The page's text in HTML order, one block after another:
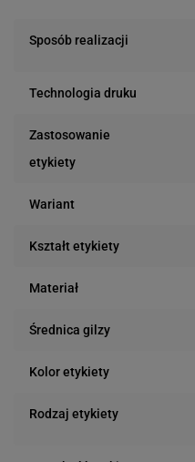
Sposób realizacji
Technologia druku
Zastosowanie
etykiety
Wariant
Kształt etykiety
Materiał
Średnica gilzy
Kolor etykiety
Rodzaj etykiety